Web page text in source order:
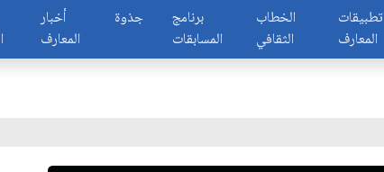
أخبار
المعارف
جذوة
برنامج
المسابقات
الخطاب
الثقافي
تطبيقات
المعارف